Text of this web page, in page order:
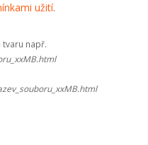
užití.
např.